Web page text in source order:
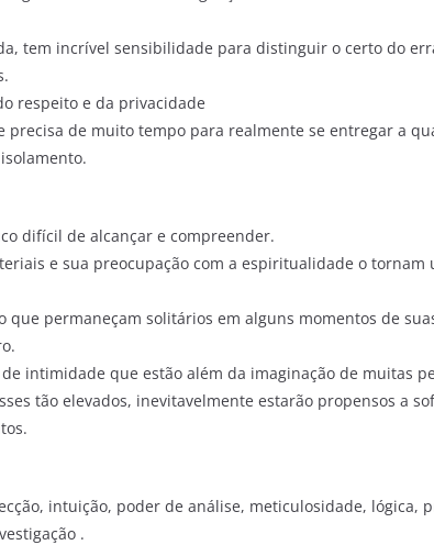
tem incrível sensibilidade para distinguir o certo do
respeito e da privacidade
precisa de muito tempo para realmente se entregar a
difícil de alcançar e compreender.
e sua preocupação com a espiritualidade o tornam
que permaneçam solitários em alguns momentos de
intimidade que estão além da imaginação de muitas
tão elevados, inevitavelmente estarão propensos a
intuição, poder de análise, meticulosidade, lógica,
.